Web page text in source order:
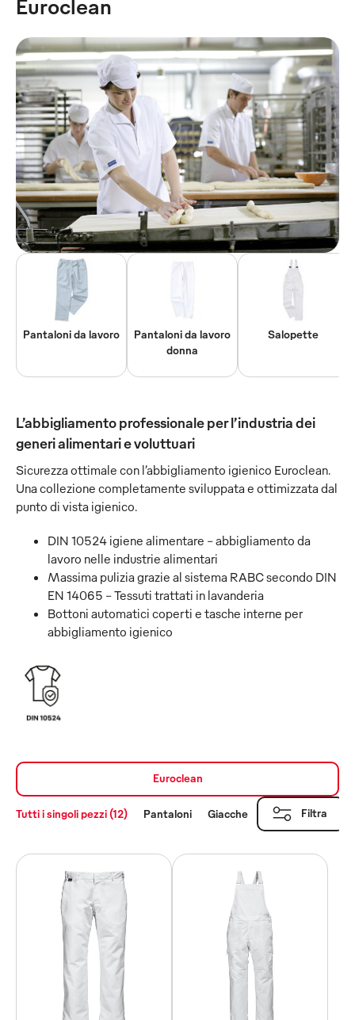
Euroclean
Pantaloni da lavoro
Pantaloni da lavoro
donna
Salopette
L’abbigliamento professionale per l’industria dei
generi alimentari e voluttuari
Sicurezza ottimale con l’abbigliamento igienico Euroclean.
Una collezione completamente sviluppata e ottimizzata dal
punto di vista igienico.
DIN 10524 igiene alimentare – abbigliamento da
lavoro nelle industrie alimentari
Massima pulizia grazie al sistema RABC secondo DIN
EN 14065 - Tessuti trattati in lavanderia
Bottoni automatici coperti e tasche interne per
abbigliamento igienico
Euroclean
Tutti i singoli pezzi (12) Pantaloni Giacche Camici Tute
Filtra